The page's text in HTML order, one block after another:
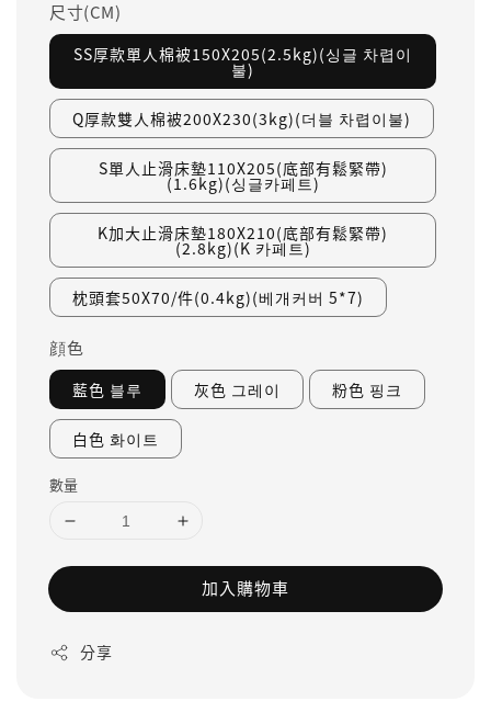
尺寸(CM)
SS厚款單人棉被150X205(2.5kg)(싱글 차렵이
불)
Q厚款雙人棉被200X230(3kg)(더블 차렵이불)
S單人止滑床墊110X205(底部有鬆緊帶)
(1.6kg)(싱글카페트)
K加大止滑床墊180X210(底部有鬆緊帶)
(2.8kg)(K 카페트)
枕頭套50X70/件(0.4kg)(베개커버 5*7)
顔色
藍色 블루 灰色 그레이 粉色 핑크
白色 화이트
數量
加入購物車
分享